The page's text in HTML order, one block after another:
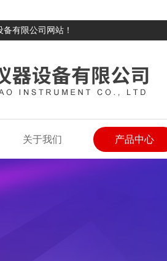
有限公司网站！
关于我们 产品中心